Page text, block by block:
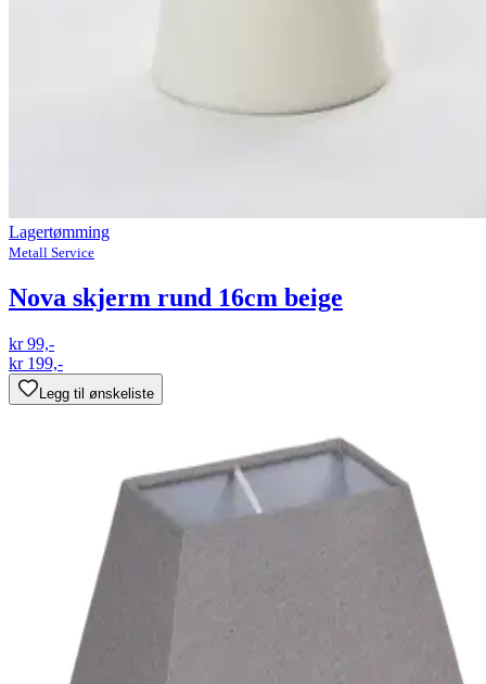
Lagertømming
Metall Service
Nova skjerm rund 16cm beige
kr 99,-
kr 199,-
Legg til ønskeliste